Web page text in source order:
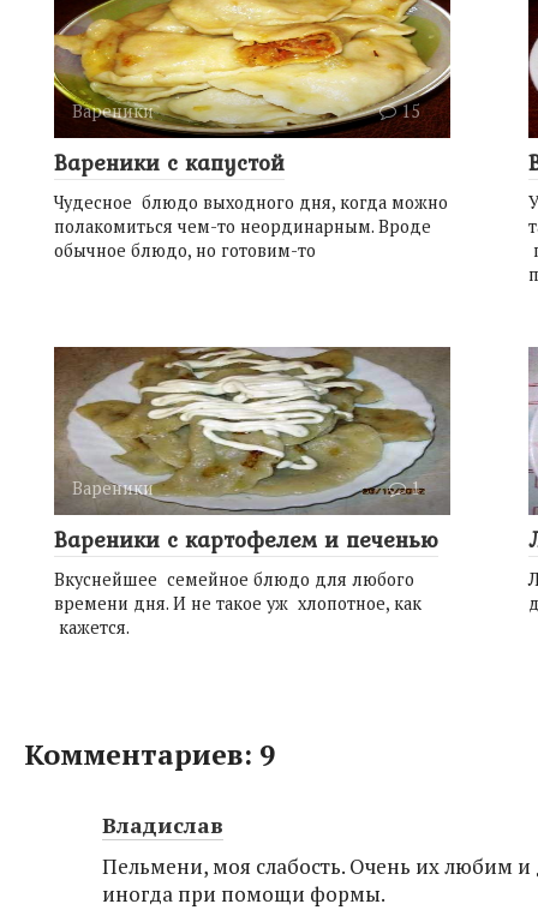
Вареники 15
Вареники с капустой
Чудесное блюдо выходного дня, когда можно
полакомиться чем-то неординарным. Вроде
обычное блюдо, но готовим-то
Вареники 1
Вареники с картофелем и печенью
Вкуснейшее семейное блюдо для любого
времени дня. И не такое уж хлопотное, как
кажется.
Комментариев: 9
Владислав
Пельмени, моя слабость. Очень их любим и
иногда при помощи формы.